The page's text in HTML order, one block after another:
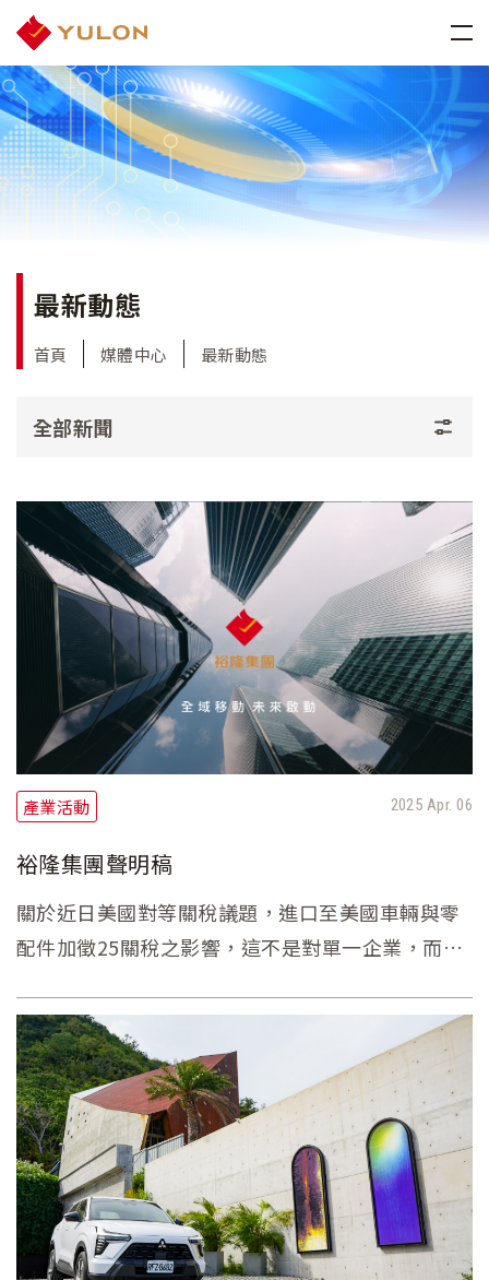
最新動態
首頁 媒體中心 最新動態
全部新聞
產業活動 2025 Apr. 06
裕隆集團聲明稿
關於近日美國對等關稅議題，進口至美國車輛與零
配件加徵25關稅之影響，這不是對單一企業，而是
蓋日系、韓系、美系、台系等多家整車廠與汽車零
組件廠商，牽涉的上游原物料產業